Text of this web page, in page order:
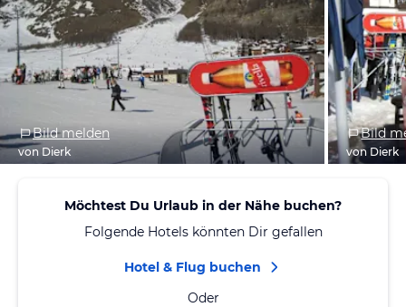
Bild melden
von Dierk
Bild
von Dierk
Möchtest Du Urlaub in der Nähe buchen?
Folgende Hotels könnten Dir gefallen
Hotel & Flug buchen
Oder